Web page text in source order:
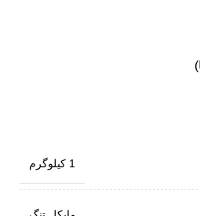
1 کیلوگرم